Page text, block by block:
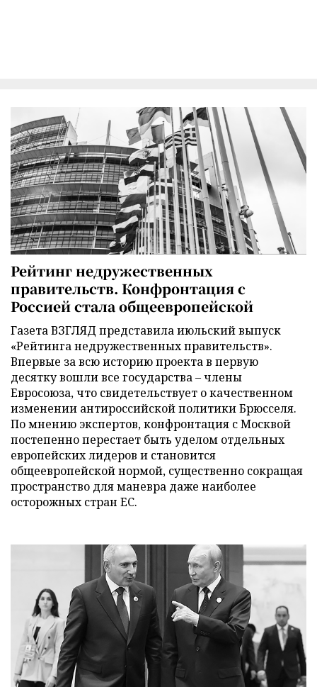
Рейтинг недружественных
правительств. Конфронтация с
Россией стала общеевропейской
Газета ВЗГЛЯД представила июльский выпуск
«Рейтинга недружественных правительств».
Впервые за всю историю проекта в первую
десятку вошли все государства – члены
Евросоюза, что свидетельствует о качественном
изменении антироссийской политики Брюсселя.
По мнению экспертов, конфронтация с Москвой
постепенно перестает быть уделом отдельных
европейских лидеров и становится
общеевропейской нормой, существенно сокращая
пространство для маневра даже наиболее
осторожных стран ЕС.